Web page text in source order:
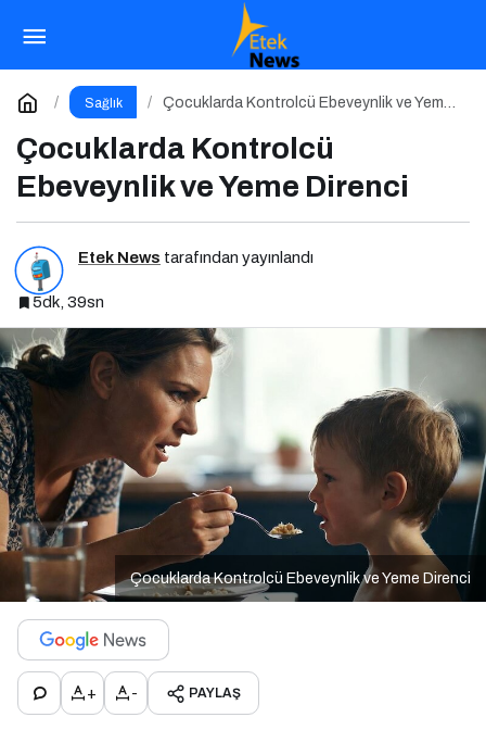
Sağlık
Çocuklarda Kontrolcü Ebeveynlik ve Yeme
Çocuklarda Kontrolcü
Ebeveynlik ve Yeme Direnci
Etek News tarafından yayınlandı
5dk, 39sn
Çocuklarda Kontrolcü Ebeveynlik ve Yeme Direnci
+ - PAYLAŞ
Reklamların Çocuk Beslenmesine Etkisi
Yorum Yap